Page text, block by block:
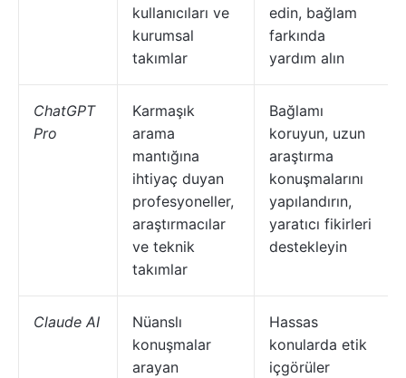
kullanıcıları ve
kurumsal
takımlar
edin, bağlam
farkında
yardım alın
ChatGPT
Pro
Karmaşık
arama
mantığına
ihtiyaç duyan
profesyoneller,
araştırmacılar
ve teknik
takımlar
Bağlamı
koruyun, uzun
araştırma
konuşmalarını
yapılandırın,
yaratıcı fikirleri
destekleyin
Claude AI
Nüanslı
konuşmalar
arayan
Hassas
konularda etik
içgörüler